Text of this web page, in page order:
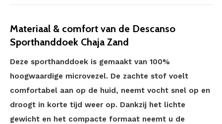
Materiaal & comfort van de Descanso
Sporthanddoek Chaja Zand
Deze sporthanddoek is gemaakt van 100%
hoogwaardige microvezel. De zachte stof voelt
comfortabel aan op de huid, neemt vocht snel op en
droogt in korte tijd weer op. Dankzij het lichte
gewicht en het compacte formaat neemt u de